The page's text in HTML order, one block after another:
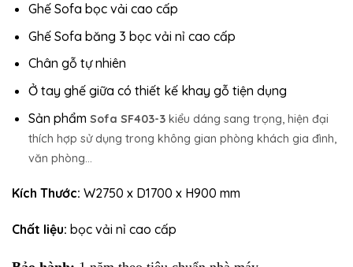
Ghế Sofa bọc vải cao cấp
Ghế Sofa băng 3 bọc vải nỉ cao cấp
Chân gỗ tự nhiên
Ở tay ghế giữa có thiết kế khay gỗ tiện dụng
Sản phẩm Sofa SF403-3kiểu dáng sang trọng, hiện đại
thích hợp sử dụng trong không gian phòng khách gia đình,
văn phòng…
Kích Thước: W2750 x D1700 x H900 mm
Chất liệu: bọc vải nỉ cao cấp